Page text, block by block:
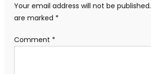
Your email address will not be published.
are marked *
Comment *